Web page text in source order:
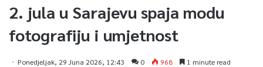
2. jula u Sarajevu spaja modu
fotografiju i umjetnost
Ponedjeljak, 29 Juna 2026, 12:43 0 968 1 minute read